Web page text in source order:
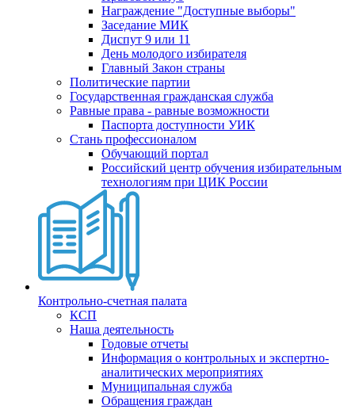
Награждение "Доступные выборы"
Заседание МИК
Диспут 9 или 11
День молодого избирателя
Главный Закон страны
Политические партии
Государственная гражданская служба
Равные права - равные возможности
Паспорта доступности УИК
Стань профессионалом
Обучающий портал
Российский центр обучения избирательным
технологиям при ЦИК России
Контрольно-счетная палата
КСП
Наша деятельность
Годовые отчеты
Информация о контрольных и экспертно-
аналитических мероприятиях
Муниципальная служба
Обращения граждан